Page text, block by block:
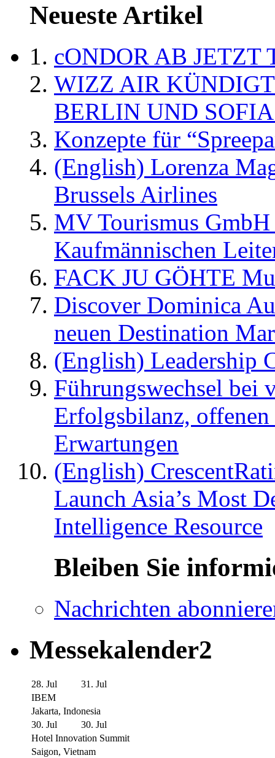
Neueste Artikel
cONDOR AB
WIZZ AIR
BERLIN UND
Konzepte für
(English) Lorenza
Brussels Airlines
MV Tourismus
Kaufmännischen
FACK JU GÖHTE
Discover Dominica
neuen Destination
(English) Leadership
Führungswechsel bei
Erfolgsbilanz,
Erwartungen
(English)
Launch Asia’s Most
Intelligence Resource
Bleiben Sie
Nachrichten
Messekalender2
28. Jul
31. Jul
IBEM
Jakarta, Indonesia
30. Jul
30. Jul
Hotel Innovation Summit
Saigon, Vietnam